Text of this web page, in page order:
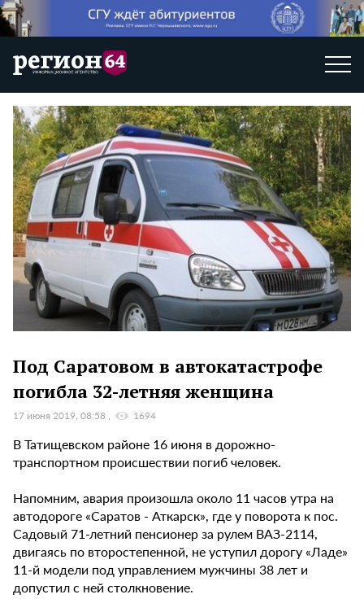
Под Саратовом в автокатастрофе
погибла 32-летняя женщина
17 июня 2019, 08:58 1694
В Татищевском районе 16 июня в дорожно-
транспортном происшествии погиб человек.
Напомним, авария произошла около 11 часов утра на
автодороге «Саратов - Аткарск», где у поворота к пос.
Садовый 71-летний пенсионер за рулем ВАЗ-2114,
двигаясь по второстепенной, не уступил дорогу «Ладе»
11-й модели под управлением мужчины 38 лет и
допустил с ней столкновение.